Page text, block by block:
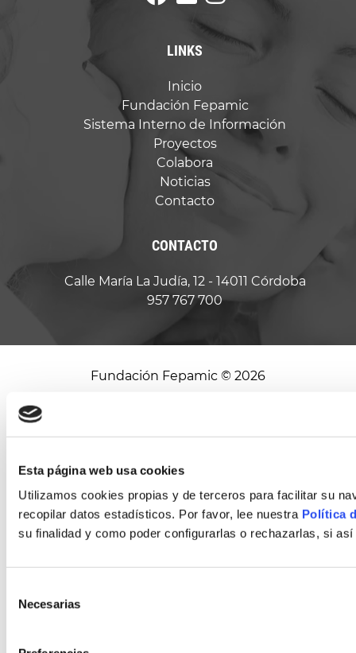
Esta página web usa cookies
Utilizamos cookies propias y de terceros para facilitar su
recopilar datos estadísticos. Por favor, lee nuestra Política
su finalidad y como poder configurarlas o rechazarlas, si
Necesarias
LINKS
Inicio
Fundación Fepamic
Sistema Interno de Información
Proyectos
Colabora
Noticias
Contacto
CONTACTO
Calle María La Judía, 12 - 14011 Córdoba
957 767 700
Fundación Fepamic © 2026
Aviso
Legal
cookies
contratación
Diseño web